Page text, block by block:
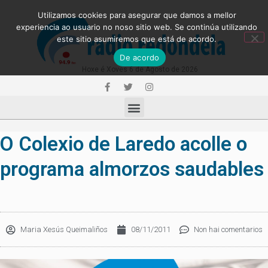
O Colexio de Laredo acolle o
programa almorzos saudables
Maria Xesús Queimaliños 08/11/2011 Non hai comentarios
Utilizamos cookies para asegurar que damos a mellor
experiencia ao usuario no noso sitio web. Se continúa utilizando
este sitio asumiremos que está de acordo.
De acordo